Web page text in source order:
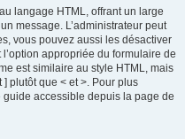
langage HTML, offrant un large
message. L’administrateur peut
vous pouvez aussi les désactiver
appropriée du formulaire de
est similaire au style HTML, mais
plutôt que < et >. Pour plus
guide accessible depuis la page de